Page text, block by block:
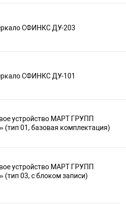
СФИНКС ДУ-203
СФИНКС ДУ-101
устройство МАРТ ГРУПП
(тип 01, базовая комплектация)
устройство МАРТ ГРУПП
(тип 03, с блоком записи)